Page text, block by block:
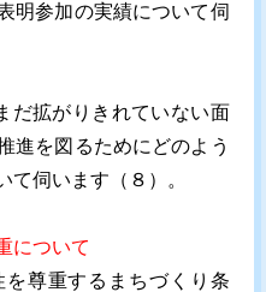
明参加の実績について伺
だ拡がりきれていない面
進を図るためにどのよう
て伺います（８）。
について
尊重するまちづくり条